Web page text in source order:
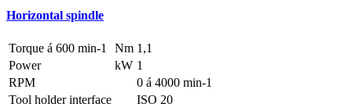
Horizontal spindle
Torque á 600 min-1 Nm 1,1
Power
kW 1
RPM
0 á 4000 min-1
Tool holder interface
ISO 20